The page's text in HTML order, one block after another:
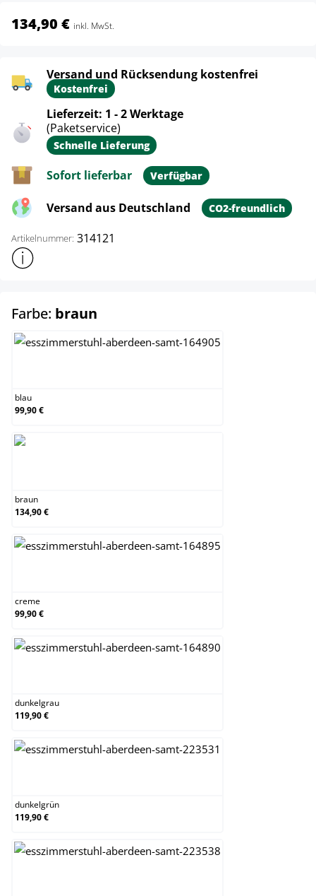
134,90 € inkl. MwSt.
Versand und Rücksendung kostenfrei
Kostenfrei
Lieferzeit: 1 - 2 Werktage
(Paketservice)
Schnelle Lieferung
Sofort lieferbar Verfügbar
Versand aus Deutschland CO2-freundlich
Artikelnummer: 314121
Weitere Produktinformationen anzeigen
Farbe: braun
blau
99,90 €
braun
134,90 €
creme
99,90 €
dunkelgrau
119,90 €
dunkelgrün
119,90 €